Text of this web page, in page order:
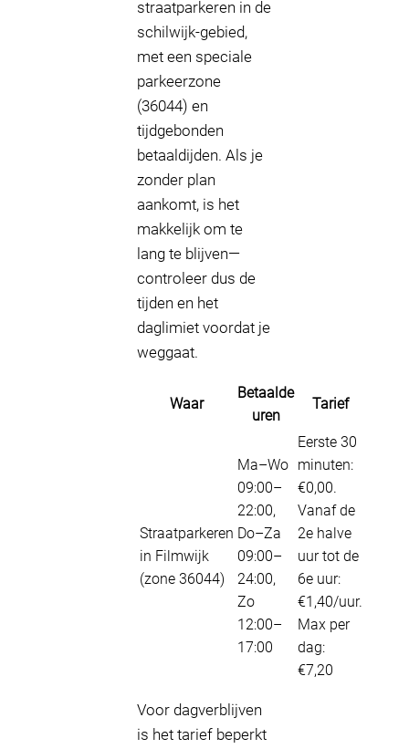
straatparkeren in de
schilwijk-gebied,
met een speciale
parkeerzone
(36044) en
tijdgebonden
betaaldijden. Als je
zonder plan
aankomt, is het
makkelijk om te
lang te blijven—
controleer dus de
tijden en het
daglimiet voordat je
weggaat.
Waar
Betaalde
uren
Tarief
Straatparkeren
in Filmwijk
(zone 36044)
Ma–Wo
09:00–
22:00,
Do–Za
09:00–
24:00,
Zo
12:00–
17:00
Eerste 30
minuten:
€0,00.
Vanaf de
2e halve
uur tot de
6e uur:
€1,40/uur.
Max per
dag:
€7,20
Voor dagverblijven
is het tarief beperkt